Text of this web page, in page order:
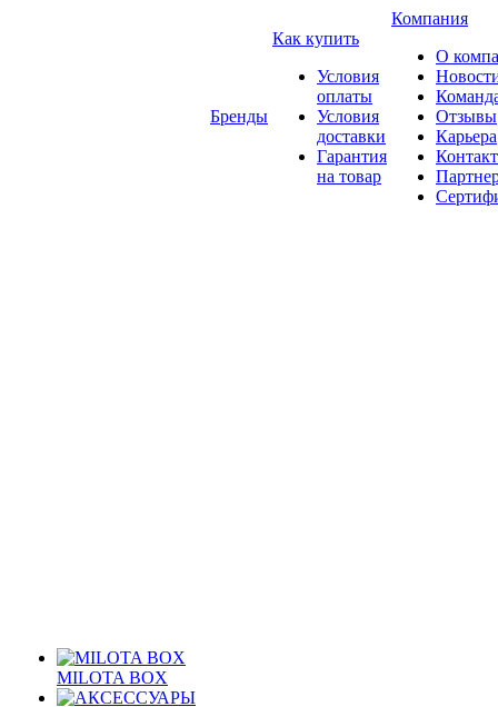
MILOTA BOX
Бренды
Как купить
Условия
оплаты
Условия
доставки
Гарантия
на товар
Компания
О
Отзывы
Карьера